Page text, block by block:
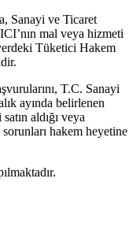
Sanayi ve Ticaret
mal veya hizmeti
Tüketici Hakem
T.C. Sanayi
ayında belirlenen
aldığı veya
hakem heyetine